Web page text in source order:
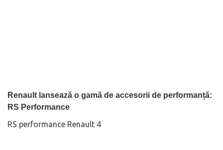
Renault lansează o gamă de accesorii de performanță:
RS Performance
RS performance Renault 4